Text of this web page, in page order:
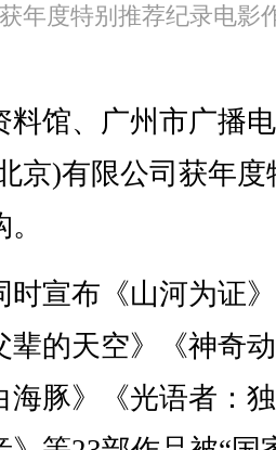
获年度特别推荐纪录电影
馆、广州市广播
京)有限公司获年度
宣布《山河为证
辈的天空》《神奇
海豚》《光语者：